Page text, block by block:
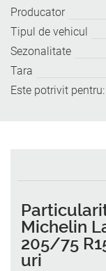
Producator
Tipul de vehicul
Sezonalitate
Tara
Este potrivit pentru:
Michelin
205/75
uri